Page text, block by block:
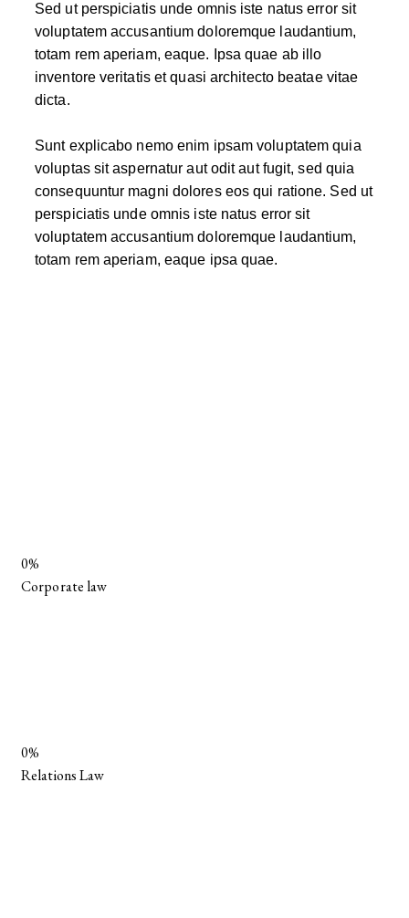
Sed ut perspiciatis unde omnis iste natus error sit
voluptatem accusantium doloremque laudantium,
totam rem aperiam, eaque. Ipsa quae ab illo
inventore veritatis et quasi architecto beatae vitae
dicta.
Sunt explicabo nemo enim ipsam voluptatem quia
voluptas sit aspernatur aut odit aut fugit, sed quia
consequuntur magni dolores eos qui ratione. Sed ut
perspiciatis unde omnis iste natus error sit
voluptatem accusantium doloremque laudantium,
totam rem aperiam, eaque ipsa quae.
0%
Corporate law
0%
Relations Law